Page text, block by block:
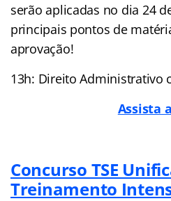
serão aplicadas no dia 24
principais pontos de
aprovação!
13h: Direito Administrativo
Assista
Concurso TSE
Treinamento